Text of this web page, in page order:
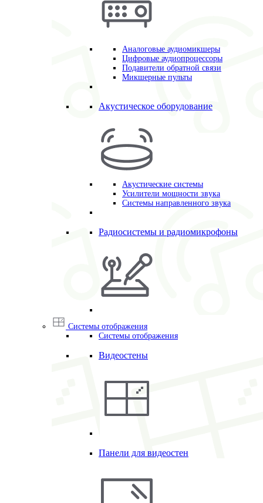
Аналоговые аудиомикшеры
Цифровые аудиопроцессоры
Подавители обратной связи
Микшерные пульты
Акустическое оборудование
Акустические системы
Усилители мощности звука
Системы направленного звука
Радиосистемы и радиомикрофоны
Системы отображения
Системы отображения
Видеостены
Панели для видеостен